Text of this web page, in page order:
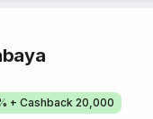
+ Cashback 20,000